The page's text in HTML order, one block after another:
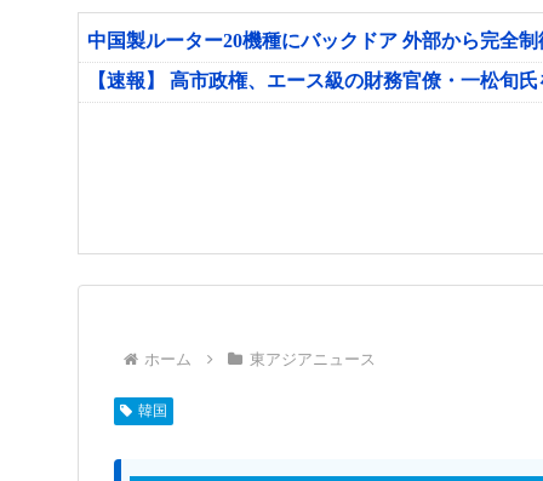
中国製ルーター20機種にバックドア 外部から完全
【速報】 高市政権、エース級の財務官僚・一松旬
ホーム 東アジアニュース
韓国